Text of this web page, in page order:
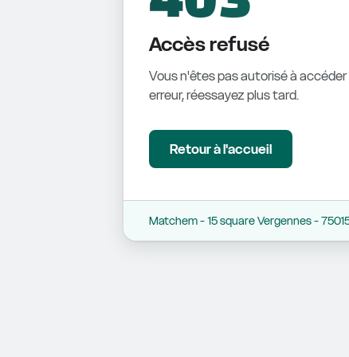
Accès refusé
Vous n'êtes pas autorisé à
erreur, réessayez plus tard.
Retour à l'accueil
Matchem - 15 square Vergennes -